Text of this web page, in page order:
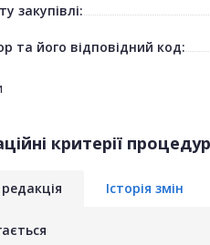
закупівлі:
та його відповідний код:
критерії
Історія змін